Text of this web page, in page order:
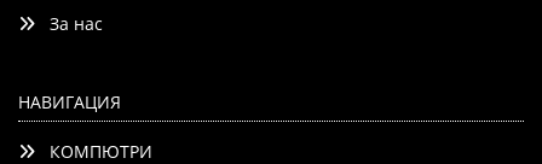
За нас
НАВИГАЦИЯ
КОМПЮТРИ